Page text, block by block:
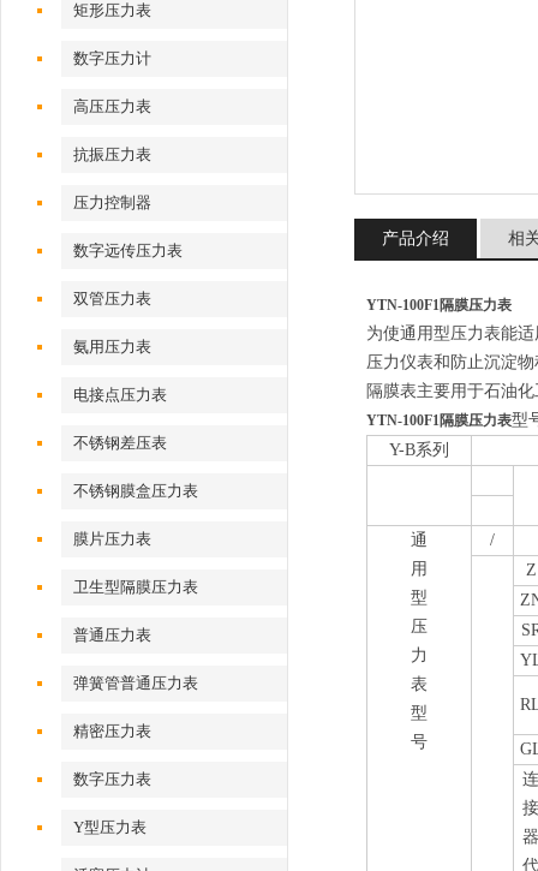
矩形压力表
数字压力计
高压压力表
抗振压力表
压力控制器
数字远传压力表
双管压力表
氨用压力表
电接点压力表
不锈钢差压表
不锈钢膜盒压力表
膜片压力表
卫生型隔膜压力表
普通压力表
弹簧管普通压力表
精密压力表
数字压力表
Y型压力表
产品介绍 相
YTN-100F1隔膜压力表
为使通用型压力表能
压力仪表和防止沉淀
隔膜表主要用于石油
YTN-100F1隔膜压力表型
Y-B系列
通
用
型
压
力
表
型
号
/
Z
连
接
器
代